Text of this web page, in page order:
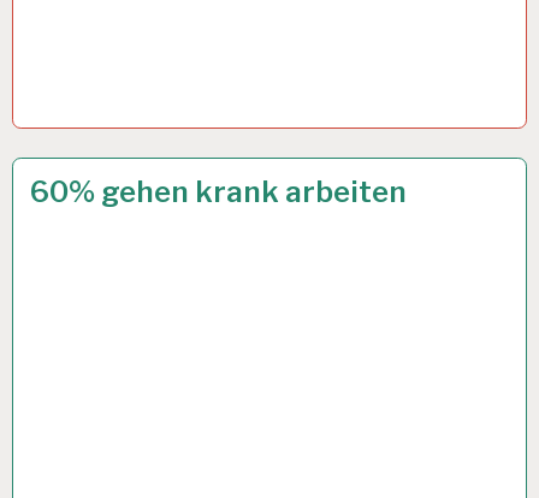
12-
STUNDEN-
60% gehen krank arbeiten
4 OKT. 2024